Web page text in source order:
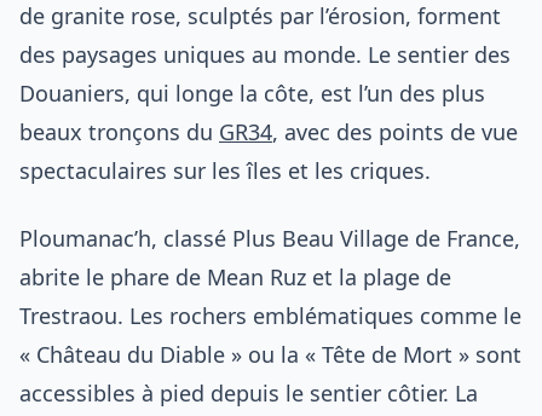
de granite rose, sculptés par l’érosion, forment
des paysages uniques au monde. Le sentier des
Douaniers, qui longe la côte, est l’un des plus
beaux tronçons du GR34, avec des points de vue
spectaculaires sur les îles et les criques.
Ploumanac’h, classé Plus Beau Village de France,
abrite le phare de Mean Ruz et la plage de
Trestraou. Les rochers emblématiques comme le
« Château du Diable » ou la « Tête de Mort » sont
accessibles à pied depuis le sentier côtier. La